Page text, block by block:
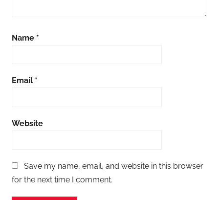
Name *
Email *
Website
Save my name, email, and website in this browser
for the next time I comment.